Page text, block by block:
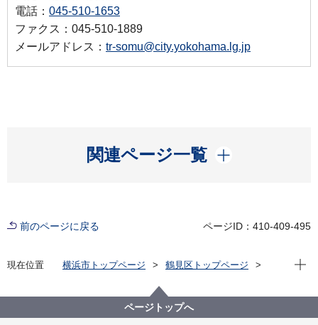
電話： 045-510-1653
ファクス：045-510-1889
メールアドレス： tr-somu@city.yokohama.lg.jp
関連ページ一覧
開く
前のページに戻る ページID：410-409-495
現在位置 横浜市トップページ
鶴見区トップページ
横浜市鶴見区第18投票区
現在
ページトップへ